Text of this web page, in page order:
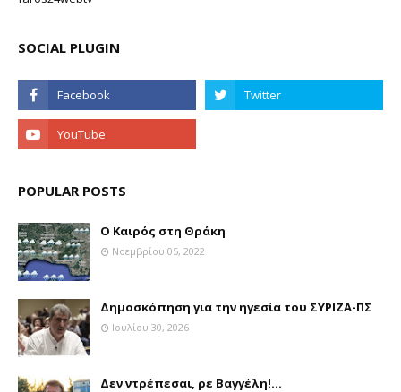
SOCIAL PLUGIN
POPULAR POSTS
Ο Καιρός στη Θράκη
Νοεμβρίου 05, 2022
Δημοσκόπηση για την ηγεσία του ΣΥΡΙΖΑ-ΠΣ
Ιουλίου 30, 2026
Δεν ντρέπεσαι, ρε Βαγγέλη!...